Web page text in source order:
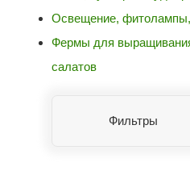
Освещение,
Фермы для
салатов
Фильтры